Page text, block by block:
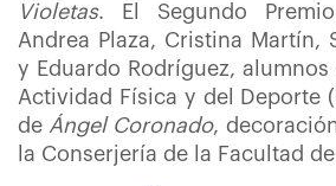
Violetas. El Segundo
Andrea Plaza, Cristina Martín,
y Eduardo Rodríguez,
Actividad Física y del Deporte
de Ángel Coronado,
la Conserjería de la Facultad